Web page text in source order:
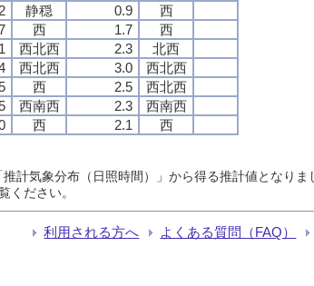
静穏 0.9
西
西 1.7
西
西北西 2.3
北西
西北西 3.0
西北西
西 2.5
西北西
西南西 2.3
西南西
西 2.1 西
計気象分布（日照時間）」から得る推計値となり
ください。
利用される方へ よくある質問（FAQ）